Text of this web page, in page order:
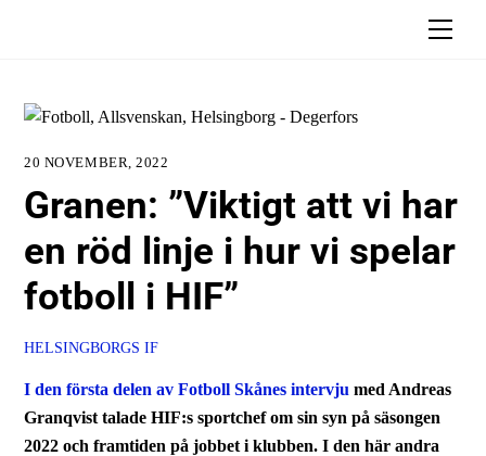
20 NOVEMBER, 2022
Granen: ”Viktigt att vi har
en röd linje i hur vi spelar
fotboll i HIF”
HELSINGBORGS IF
I den första delen av Fotboll Skånes intervjumed Andreas
Granqvist talade HIF:s sportchef om sin syn på säsongen
2022 och framtiden på jobbet i klubben. I den här andra